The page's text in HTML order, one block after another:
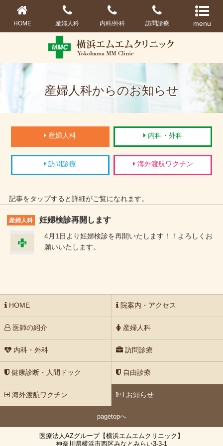
HOME 産婦人科 内科/外科 訪問診療
産婦人科からのお知らせ
産婦人科 内科・外科
訪問診療 海外渡航ワクチン
記事をタップすると詳細がご覧になれます。
産婦人科 妊婦検診再開します
4月1日より妊婦検診を再開いたします！！よろしくお
願いいたします。
HOME 院案内・アクセス
医師の紹介 産婦人科
内科・外科 訪問診療
健康診断・人間ドック 自由診療
海外渡航ワクチン お知らせ
pagetopへ
医療法人AZグループ【横浜エムエムクリニック】
神奈川県横浜市西区みなとみらい3-3-1